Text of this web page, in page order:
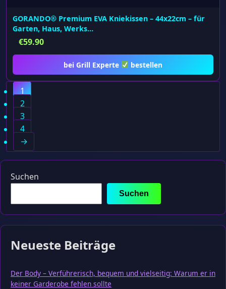
GORANDO® Premium EVA Kniekissen – 44x22cm – für
Garten, Haus, Werks…
€59.90
bei Grill Experte bestellen
1
2
3
4
→
Suchen
Suchen
Neueste Beiträge
Der Body – Verführerisch, bequem und vielseitig: Warum er in
keiner Garderobe fehlen sollte